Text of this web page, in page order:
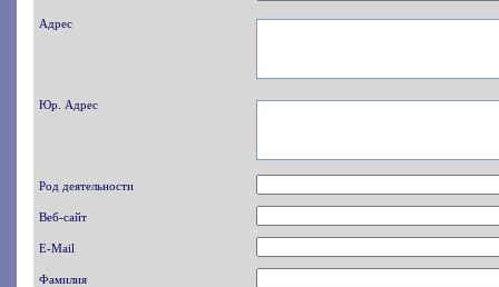
Адрес
Юр. Адрес
Род деятельности
Веб-сайт
E-Mail
Фамилия